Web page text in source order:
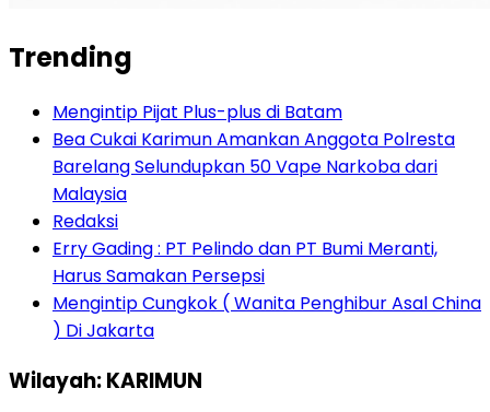
Trending
Mengintip Pijat Plus-plus di Batam
Bea Cukai Karimun Amankan Anggota Polresta
Barelang Selundupkan 50 Vape Narkoba dari
Malaysia
Redaksi
Erry Gading : PT Pelindo dan PT Bumi Meranti,
Harus Samakan Persepsi
Mengintip Cungkok ( Wanita Penghibur Asal China
) Di Jakarta
Wilayah: KARIMUN